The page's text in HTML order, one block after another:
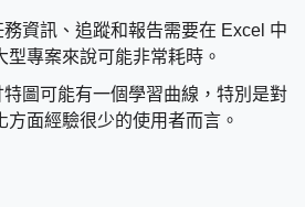
資訊、追蹤和報告需要在 Excel 中
專案來說可能非常耗時。
圖可能有一個學習曲線，特別是對
方面經驗很少的使用者而言。